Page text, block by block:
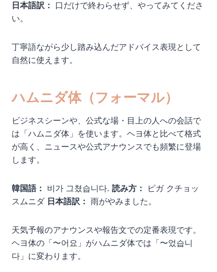
日本語訳： 口だけで終わらせず、やってみてくださ
い。
丁寧語ながら少し踏み込んだアドバイス表現として
自然に使えます。
ハムニダ体（フォーマル）
ビジネスシーンや、公式な場・目上の人への会話で
は「ハムニダ体」を使います。ヘヨ体と比べて格式
が高く、ニュースや公式アナウンスでも頻繁に登場
します。
韓国語： 비가 그쳤습니다. 読み方：
ピガ クチョッ
スムニダ 日本語訳： 雨がやみました。
天気予報のアナウンスや報告文での定番表現です。
ヘヨ体の「〜어요」がハムニダ体では「〜었습니
다」に変わります。